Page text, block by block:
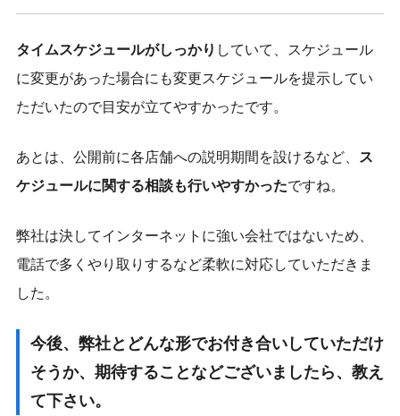
タイムスケジュールがしっかり していて、スケジュール
に変更があった場合にも変更スケジュールを提示してい
ただいたので目安が立てやすかったです。
あとは、公開前に各店舗への説明期間を設けるなど、
ス
ケジュールに関する相談も行いやすかったですね。
弊社は決してインターネットに強い会社ではないため、
電話で多くやり取りするなど柔軟に対応していただきま
した。
今後、弊社とどんな形でお付き合いしていただけ
そうか、期待することなどございましたら、教え
て下さい。